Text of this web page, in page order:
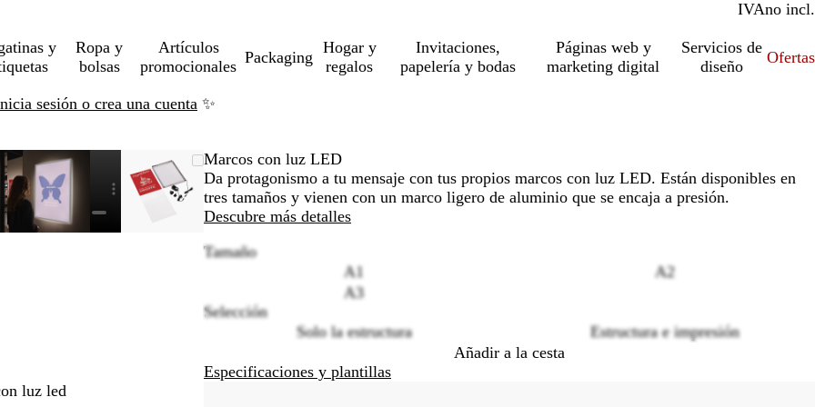
IVAincl.
no incl.
y
Ropa y
bolsas
Artículos
promocionales
Packaging
Hogar y
regalos
Invitaciones,
papelería y bodas
Páginas web y
marketing digital
Servicios de
diseño
Ofertas
sesión o crea una cuenta ✨
Imagen
ampliable
Acercado
hasta
mínimo
Haz
clic
para
expandir
Utiliza
las
teclas
de
más
las
Imagen
ampliable
Acercado
hasta
mínimo
Haz
clic
para
expandir
Utiliza
las
teclas
ampliar
Marcos con luz LED
Da protagonismo a tu mensaje con tus propios marcos con luz LED. Están disponibles en
tres tamaños y vienen con un marco ligero de aluminio que se encaja a presión.
Descubre más detalles
Tamaño
A1
A2
A3
Selección
Solo la estructura
Estructura e impresión
Añadir a la cesta
Especificaciones y plantillas
luz led